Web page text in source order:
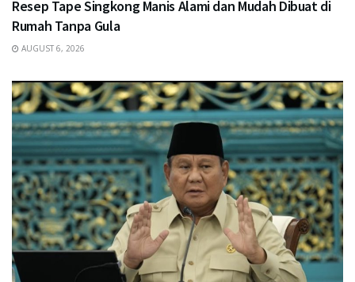
Resep Tape Singkong Manis Alami dan Mudah Dibuat di
Rumah Tanpa Gula
AUGUST 6, 2026